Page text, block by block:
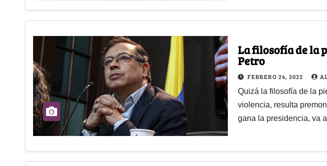
La filosofía de la
Petro
FEBRERO 24, 2022
Quizá la filosofía de la
violencia, resulta
gana la presidencia, va